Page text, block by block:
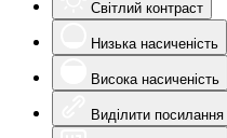
Світлий контраст
Низька насиченість
Висока насиченість
Виділити посилання